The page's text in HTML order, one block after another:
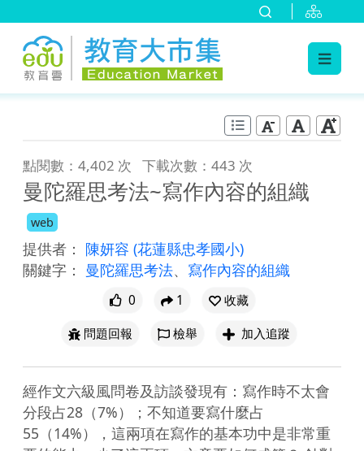
點閱數：4,402 次 下載次數：443 次
曼陀羅思考法~寫作內容的組織
web
提供者： 陳妍容 (花蓮縣忠孝國小)
關鍵字：
曼陀羅思考法、 寫作內容的組織
0 1
收藏
問題回報
檢舉 加入追蹤
經作文六級風問卷及訪談發現有：寫作時不太會
分段占28（7%）；不知道要寫什麼占
55（14%），這兩項在寫作的基本功中是非常重